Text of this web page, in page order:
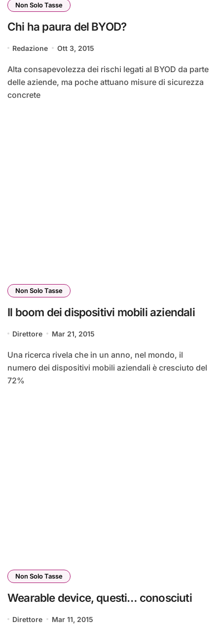
Non Solo Tasse
Chi ha paura del BYOD?
Redazione Ott 3, 2015
Alta consapevolezza dei rischi legati al BYOD da parte
delle aziende, ma poche attuano misure di sicurezza
concrete
Non Solo Tasse
Il boom dei dispositivi mobili aziendali
Direttore Mar 21, 2015
Una ricerca rivela che in un anno, nel mondo, il
numero dei dispositivi mobili aziendali è cresciuto del
72%
Non Solo Tasse
Wearable device, questi… conosciuti
Direttore Mar 11, 2015